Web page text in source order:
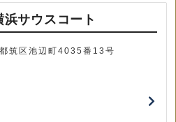
サウスコート
筑区池辺町4035番13号